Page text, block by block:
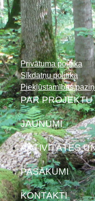
Privātuma politika
Sīkdatņu politika
Piekļūstamības
PAR PROJEKTU
JAUNUMI
AKTIVITĀTES
PASĀKUMI
KONTAKTI